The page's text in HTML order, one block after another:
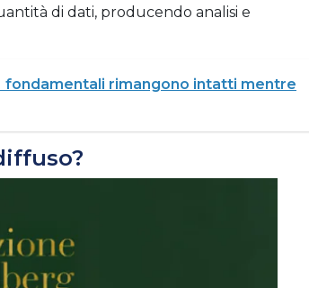
di dati, producendo analisi e
fondamentali rimangono intatti mentre